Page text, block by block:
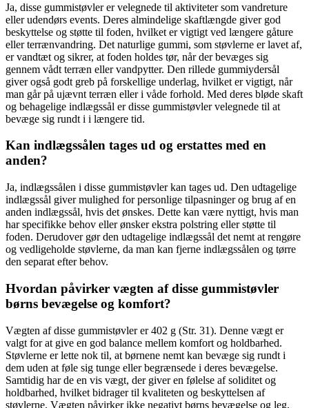
Ja, disse gummistøvler er velegnede til aktiviteter som vandreture
eller udendørs events. Deres almindelige skaftlængde giver god
beskyttelse og støtte til foden, hvilket er vigtigt ved længere gåture
eller terrænvandring. Det naturlige gummi, som støvlerne er lavet af,
er vandtæt og sikrer, at foden holdes tør, når der bevæges sig
gennem vådt terræn eller vandpytter. Den rillede gummiydersål
giver også godt greb på forskellige underlag, hvilket er vigtigt, når
man går på ujævnt terræn eller i våde forhold. Med deres bløde skaft
og behagelige indlægssål er disse gummistøvler velegnede til at
bevæge sig rundt i i længere tid.
Kan indlægssålen tages ud og erstattes med en
anden?
Ja, indlægssålen i disse gummistøvler kan tages ud. Den udtagelige
indlægssål giver mulighed for personlige tilpasninger og brug af en
anden indlægssål, hvis det ønskes. Dette kan være nyttigt, hvis man
har specifikke behov eller ønsker ekstra polstring eller støtte til
foden. Derudover gør den udtagelige indlægssål det nemt at rengøre
og vedligeholde støvlerne, da man kan fjerne indlægssålen og tørre
den separat efter behov.
Hvordan påvirker vægten af disse gummistøvler
børns bevægelse og komfort?
Vægten af disse gummistøvler er 402 g (Str. 31). Denne vægt er
valgt for at give en god balance mellem komfort og holdbarhed.
Støvlerne er lette nok til, at børnene nemt kan bevæge sig rundt i
dem uden at føle sig tunge eller begrænsede i deres bevægelse.
Samtidig har de en vis vægt, der giver en følelse af soliditet og
holdbarhed, hvilket bidrager til kvaliteten og beskyttelsen af
støvlerne. Vægten påvirker ikke negativt børns bevægelse og leg,